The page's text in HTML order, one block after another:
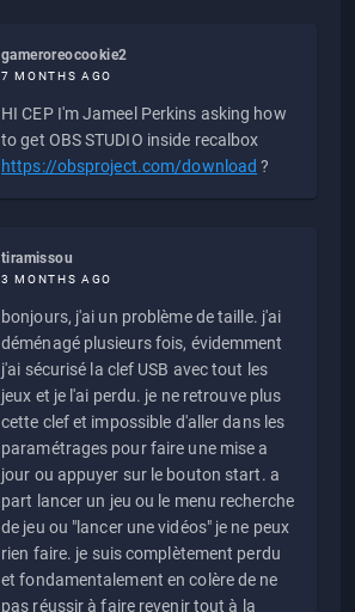
gameroreocookie2
7 MONTHS AGO
HI CEP I'm Jameel Perkins asking how
to get OBS STUDIO inside recalbox
https://obsproject.com/download ?
tiramissou
3 MONTHS AGO
bonjours, j'ai un problème de taille. j'ai
déménagé plusieurs fois, évidemment
j'ai sécurisé la clef USB avec tout les
jeux et je l'ai perdu. je ne retrouve plus
cette clef et impossible d'aller dans les
paramétrages pour faire une mise a
jour ou appuyer sur le bouton start. a
part lancer un jeu ou le menu recherche
de jeu ou "lancer une vidéos" je ne peux
rien faire. je suis complètement perdu
et fondamentalement en colère de ne
pas réussir à faire revenir tout à la